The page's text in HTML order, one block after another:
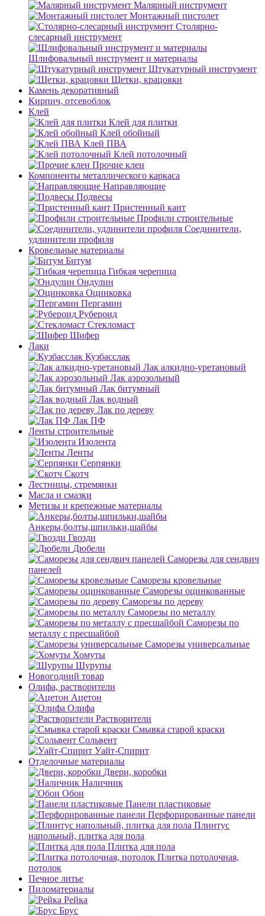
Малярный инструмент
Монтажный пистолет
Столярно-
слесарный инструмент
Шлифовальный инструмент и материалы
Штукатурный инструмент
Щетки, крацовки
Камень декоративный
Кирпич, отсевоблок
Клей
Клей для плитки
Клей обойный
Клей ПВА
Клей потолочный
Прочие клеи
Компоненты металлического каркаса
Направляющие
Подвесы
Пристенный кант
Профили строительные
Соединители,
удлинители профиля
Кровельные материалы
Битум
Гибкая черепица
Ондулин
Оцинковка
Пергамин
Рубероид
Стекломаст
Шифер
Лаки
Кузбасслак
Лак алкидно-уретановый
Лак аэрозольный
Лак битумный
Лак водный
Лак по дереву
Лак ПФ
Ленты строительные
Изолента
Ленты
Серпянки
Скотч
Лестницы, стремянки
Масла и смазки
Метизы и крепежные материалы
Анкеры,болты,шпильки,шайбы
Гвозди
Дюбели
Саморезы для сендвич
панелей
Саморезы кровельные
Саморезы оцинкованные
Саморезы по дереву
Саморезы по металлу
Саморезы по
металлу с пресшайбой
Саморезы универсальные
Хомуты
Шурупы
Новогодний товар
Олифа, растворители
Ацетон
Олифа
Растворители
Смывка старой краски
Сольвент
Уайт-Спирит
Отделочные материалы
Двери, коробки
Наличник
Обои
Панели пластиковые
Перфорированные панели
Плинтус
напольный, плитка для пола
Плитка для пола
Плитка потолочная,
потолок
Печное литье
Пиломатериалы
Рейка
Брус